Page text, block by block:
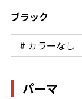
ブラック
# カラーなし
パーマ